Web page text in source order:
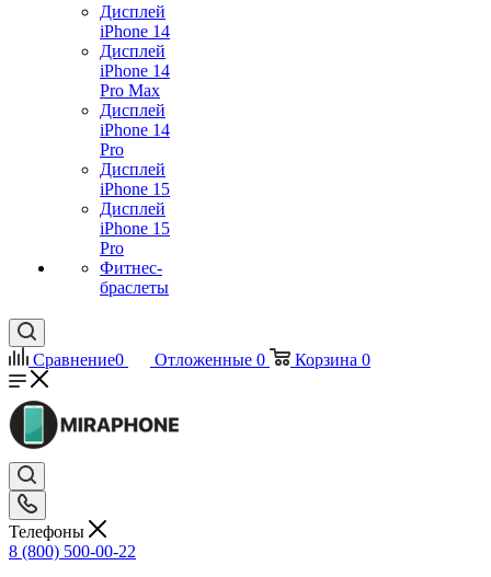
Дисплей
iPhone 14
Дисплей
iPhone 14
Pro Max
Дисплей
iPhone 14
Pro
Дисплей
iPhone 15
Дисплей
iPhone 15
Pro
Фитнес-
браслеты
Сравнение0 Отложенные 0 Корзина 0
Телефоны
8 (800) 500-00-22